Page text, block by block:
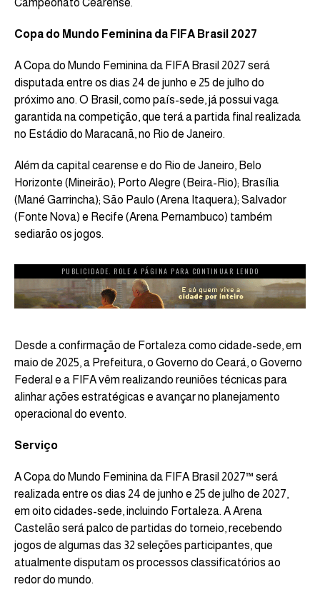
Copa do Mundo Feminina da FIFA Brasil 2027
A Copa do Mundo Feminina da FIFA Brasil 2027 será
disputada entre os dias 24 de junho e 25 de julho do
próximo ano. O Brasil, como país-sede, já possui vaga
garantida na competição, que terá a partida final realizada
no Estádio do Maracanã, no Rio de Janeiro.
Além da capital cearense e do Rio de Janeiro, Belo
Horizonte (Mineirão); Porto Alegre (Beira-Rio); Brasília
(Mané Garrincha); São Paulo (Arena Itaquera); Salvador
(Fonte Nova) e Recife (Arena Pernambuco) também
sediarão os jogos.
PUBLICIDADE. ROLE A PÁGINA PARA CONTINUAR LENDO
Desde a confirmação de Fortaleza como cidade-sede, em
maio de 2025, a Prefeitura, o Governo do Ceará, o Governo
Federal e a FIFA vêm realizando reuniões técnicas para
alinhar ações estratégicas e avançar no planejamento
operacional do evento.
Serviço
A Copa do Mundo Feminina da FIFA Brasil 2027™️ será
realizada entre os dias 24 de junho e 25 de julho de 2027,
em oito cidades-sede, incluindo Fortaleza. A Arena
Castelão será palco de partidas do torneio, recebendo
jogos de algumas das 32 seleções participantes, que
atualmente disputam os processos classificatórios ao
redor do mundo.